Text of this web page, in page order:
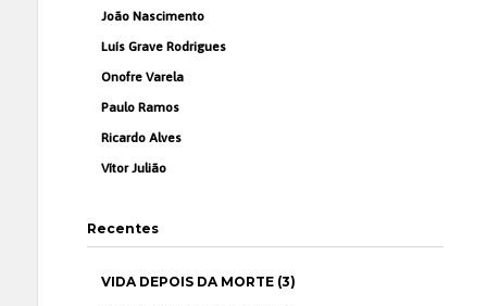
João Nascimento
Luís Grave Rodrigues
Onofre Varela
Paulo Ramos
Ricardo Alves
Vítor Julião
Recentes
VIDA DEPOIS DA MORTE (3)